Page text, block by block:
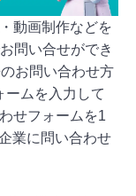
動画制作などを
問い合せができ
お問い合わせ方
ームを入力して
せフォームを1
業に問い合わせ